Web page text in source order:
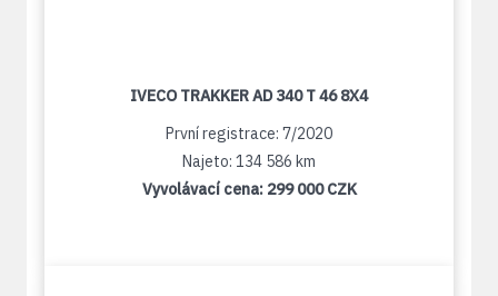
IVECO TRAKKER AD 340 T 46 8X4
První registrace: 7/2020
Najeto: 134 586 km
Vyvolávací cena: 299 000 CZK